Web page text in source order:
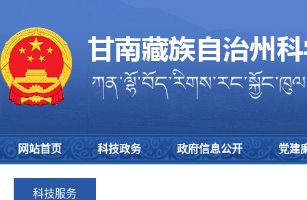
网站首页 科技政务 政府信息公开 党建
科技服务